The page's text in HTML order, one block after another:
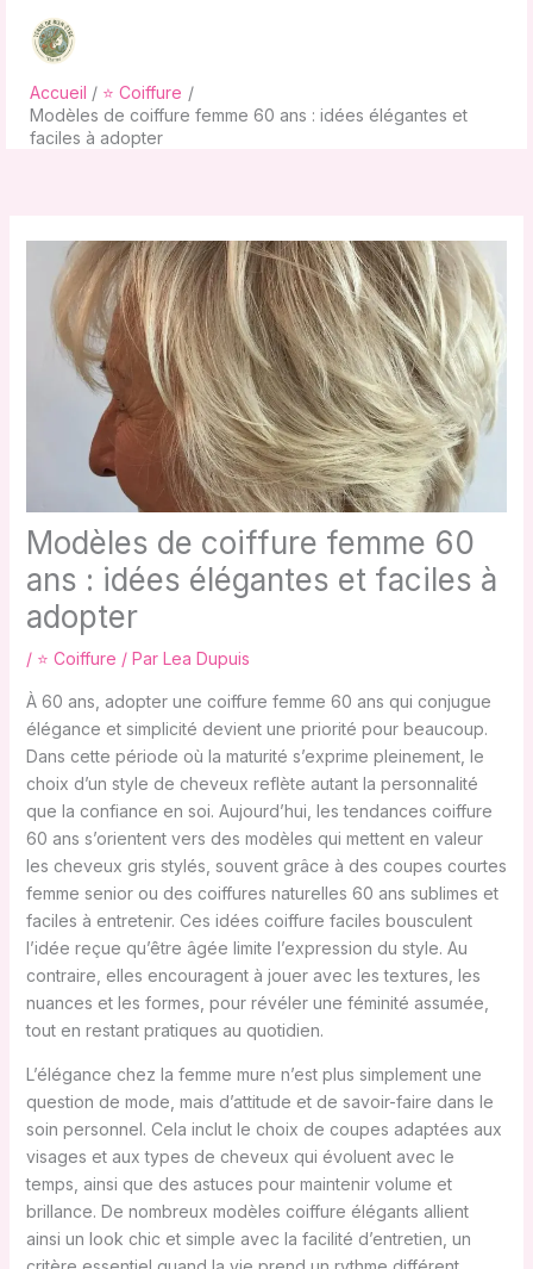
contenu
Accueil
⭐ Coiffure
Modèles de coiffure femme 60 ans : idées élégantes et
faciles à adopter
Modèles de coiffure femme 60
ans : idées élégantes et faciles à
adopter
/ ⭐ Coiffure / Par Lea Dupuis
À 60 ans, adopter une coiffure femme 60 ans qui conjugue
élégance et simplicité devient une priorité pour beaucoup.
Dans cette période où la maturité s’exprime pleinement, le
choix d’un style de cheveux reflète autant la personnalité
que la confiance en soi. Aujourd’hui, les tendances coiffure
60 ans s’orientent vers des modèles qui mettent en valeur
les cheveux gris stylés, souvent grâce à des coupes courtes
femme senior ou des coiffures naturelles 60 ans sublimes et
faciles à entretenir. Ces idées coiffure faciles bousculent
l’idée reçue qu’être âgée limite l’expression du style. Au
contraire, elles encouragent à jouer avec les textures, les
nuances et les formes, pour révéler une féminité assumée,
tout en restant pratiques au quotidien.
L’élégance chez la femme mure n’est plus simplement une
question de mode, mais d’attitude et de savoir-faire dans le
soin personnel. Cela inclut le choix de coupes adaptées aux
visages et aux types de cheveux qui évoluent avec le
temps, ainsi que des astuces pour maintenir volume et
brillance. De nombreux modèles coiffure élégants allient
ainsi un look chic et simple avec la facilité d’entretien, un